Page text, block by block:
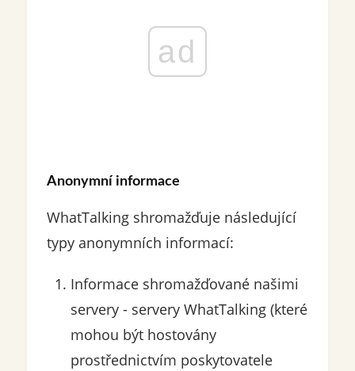
ad
Anonymní informace
WhatTalking shromažďuje následující
typy anonymních informací:
Informace shromažďované našimi
servery - servery WhatTalking (které
mohou být hostovány
prostřednictvím poskytovatele